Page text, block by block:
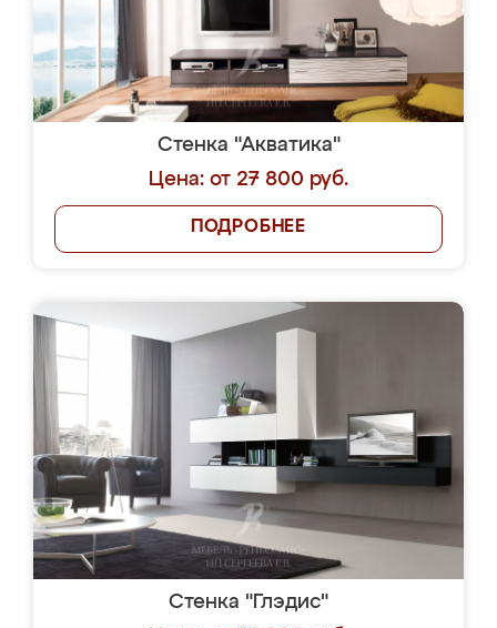
Стенка "Акватика"
Цена: от 27 800 руб.
ПОДРОБНЕЕ
Стенка "Глэдис"